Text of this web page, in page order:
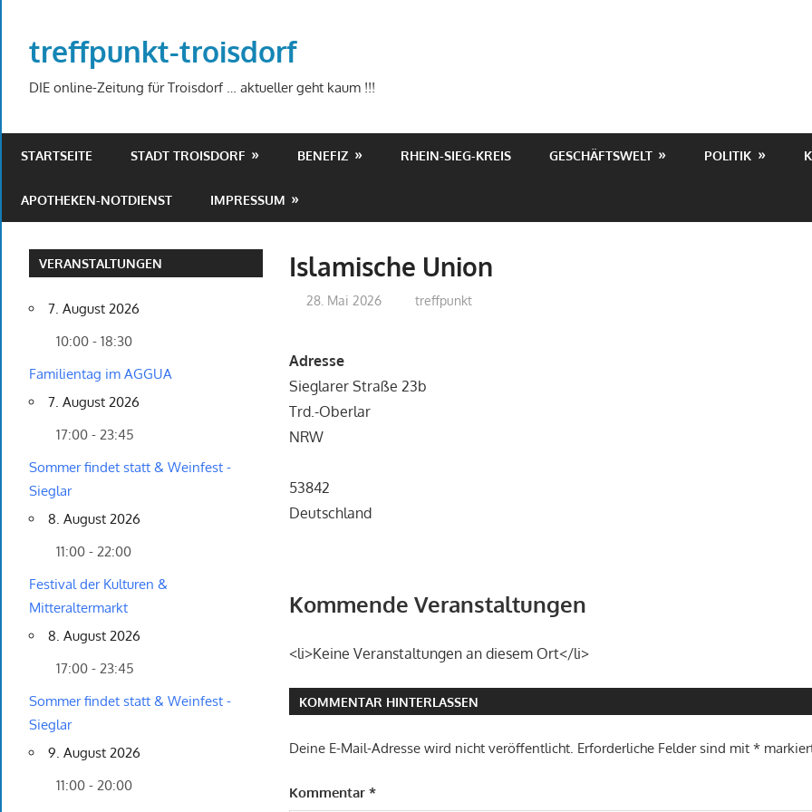
springen
treffpunkt-troisdorf
DIE online-Zeitung für Troisdorf … aktueller geht kaum !!!
STARTSEITE STADT TROISDORF BENEFIZ RHEIN-SIEG-KREIS GESCHÄFTSWELT POLITIK
APOTHEKEN-NOTDIENST IMPRESSUM
Islamische Union
28. Mai 2026 treffpunkt
Adresse
Sieglarer Straße 23b
Trd.-Oberlar
NRW
53842
Deutschland
Kommende Veranstaltungen
<li>Keine Veranstaltungen an diesem Ort</li>
KOMMENTAR HINTERLASSEN
Deine E-Mail-Adresse wird nicht veröffentlicht. Erforderliche Felder sind mit*
Kommentar*
VERANSTALTUNGEN
7. August 2026
10:00 - 18:30
Familientag im AGGUA
7. August 2026
17:00 - 23:45
Sommer findet statt & Weinfest -
Sieglar
8. August 2026
11:00 - 22:00
Festival der Kulturen &
Mitteraltermarkt
8. August 2026
17:00 - 23:45
Sommer findet statt & Weinfest -
Sieglar
9. August 2026
11:00 - 20:00